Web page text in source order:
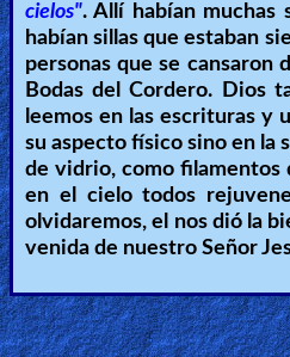
cielos". Allí habían muchas
habían sillas que estaban
personas que se cansaron
Bodas del Cordero. Dios
leemos en las escrituras y
su aspecto físico sino en la
de vidrio, como filamentos
en el cielo todos
olvidaremos, el nos dió la
venida de nuestro Señor